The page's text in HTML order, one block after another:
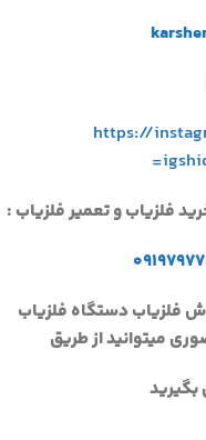
https://
فلزیاب و تعمیر فلزیاب :
فلزیاب دستگاه فلزیاب
میتوانید از طریق